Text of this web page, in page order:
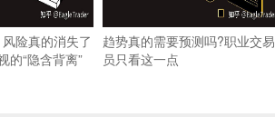
险真的消失了
的“隐含背离”
趋势真的需要预测吗?职业交易
员只看这一点